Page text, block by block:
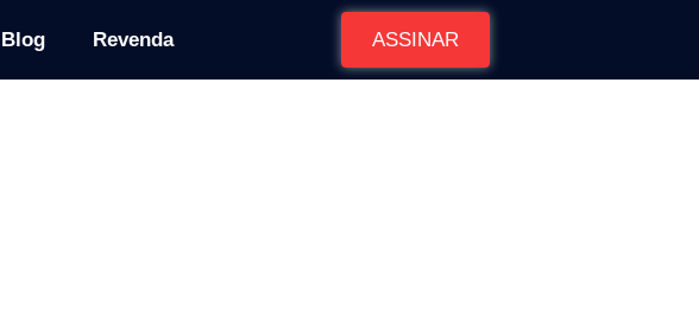
Blog Revenda ASSINAR